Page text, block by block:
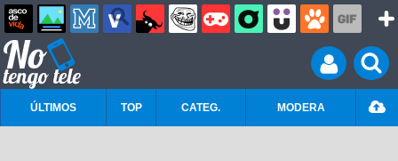
ÚLTIMOS TOP CATEG. MODERA